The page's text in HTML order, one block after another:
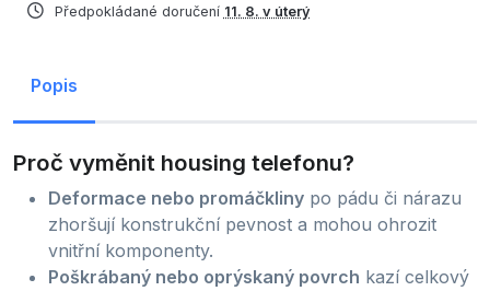
Předpokládané doručení 11. 8. v úterý
Popis
Proč vyměnit housing telefonu?
Deformace nebo promáčkliny po pádu či nárazu
zhoršují konstrukční pevnost a mohou ohrozit
vnitřní komponenty.
Poškrábaný nebo oprýskaný povrch kazí celkový